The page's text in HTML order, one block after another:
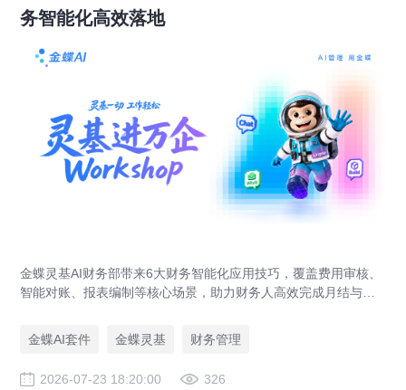
务智能化高效落地
金蝶灵基AI财务部带来6大财务智能化应用技巧，覆盖费用审核、
智能对账、报表编制等核心场景，助力财务人高效完成月结与业
金蝶AI套件
金蝶灵基 财务管理
2026-07-23 18:20:00 326